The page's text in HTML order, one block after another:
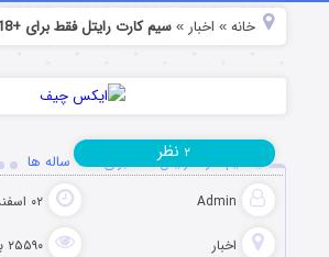
خانه » اخبار »سیم کارت رایتل فقط برای +18 ساله ها
سیم کارت رایتل فقط برای +18 ساله ها
Admin ۰۲ اسفند ۱۳۹۱
اخبار ۲۵۵۹۰ بازدید
۲ نظر